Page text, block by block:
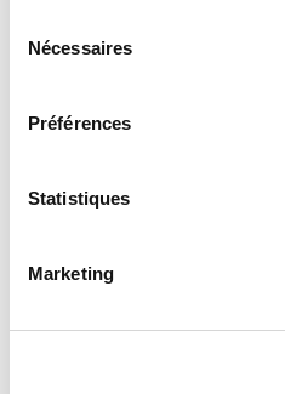
Nécessaires
Préférences
Statistiques
Marketing